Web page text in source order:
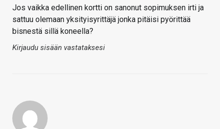
Jos vaikka edellinen kortti on sanonut sopimuksen irti ja
sattuu olemaan yksityisyrittäjä jonka pitäisi pyörittää
bisnestä sillä koneella?
Kirjaudu sisään vastataksesi